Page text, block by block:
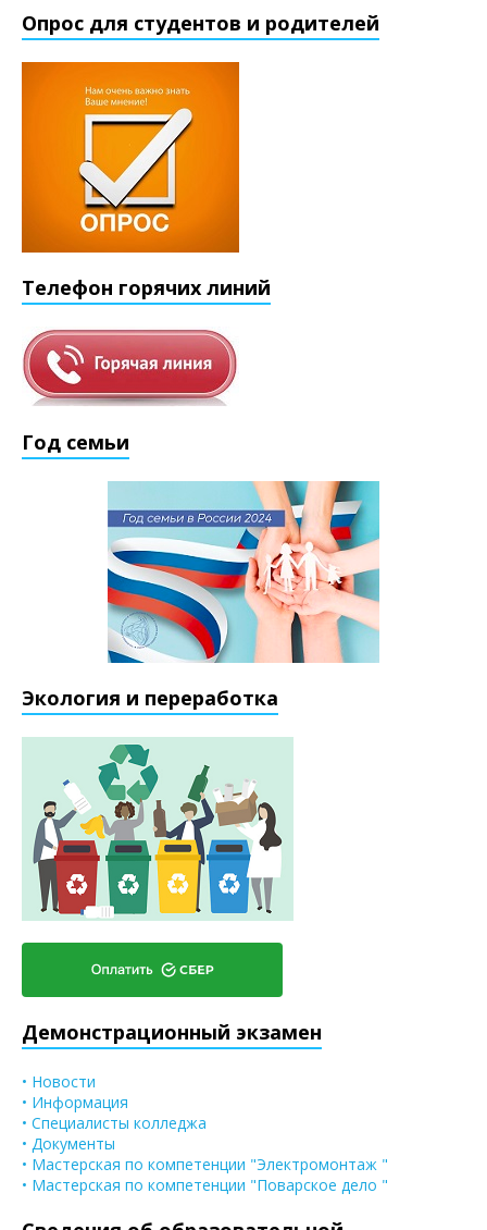
Опрос для студентов и родителей
Телефон горячих линий
Год семьи
Экология и переработка
Демонстрационный экзамен
• Новости
• Информация
• Специалисты колледжа
• Документы
• Мастерская по компетенции "Электромонтаж "
• Мастерская по компетенции "Поварское дело "